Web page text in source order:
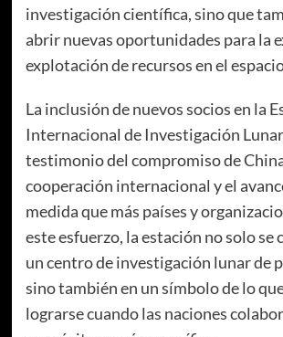
investigación científica, sino que
abrir nuevas oportunidades para la
explotación de recursos en el
La inclusión de nuevos socios en la
Internacional de Investigación
testimonio del compromiso de
cooperación internacional y el
medida que más países y
este esfuerzo, la estación no solo se
un centro de investigación lunar de
sino también en un símbolo de lo
lograrse cuando las naciones